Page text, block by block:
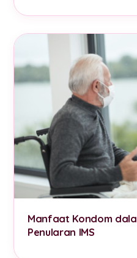
Manfaat Kondom
Penularan IMS